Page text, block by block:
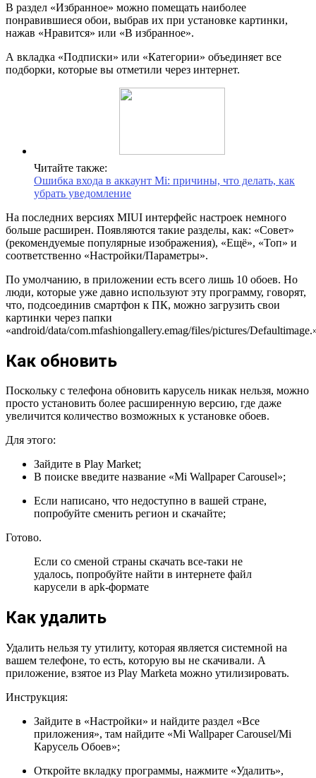
В раздел «Избранное» можно помещать наиболее
понравившиеся обои, выбрав их при установке картинки,
нажав «Нравится» или «В избранное».
А вкладка «Подписки» или «Категории» объединяет все
подборки, которые вы отметили через интернет.
Читайте также:
Ошибка входа в аккаунт Mi: причины, что делать, как
убрать уведомление
На последних версиях MIUI интерфейс настроек немного
больше расширен. Появляются такие разделы, как: «Совет»
(рекомендуемые популярные изображения), «Ещё», «Топ» и
соответственно «Настройки/Параметры».
По умолчанию, в приложении есть всего лишь 10 обоев. Но
люди, которые уже давно используют эту программу, говорят,
что, подсоединив смартфон к ПК, можно загрузить свои
картинки через папки
«android/data/com.mfashiongallery.emag/files/pictures/
Как обновить
Поскольку с телефона обновить карусель никак нельзя, можно
просто установить более расширенную версию, где даже
увеличится количество возможных к установке обоев.
Для этого:
Зайдите в Play Market;
В поиске введите название «Mi Wallpaper Carousel»;
Если написано, что недоступно в вашей стране,
попробуйте сменить регион и скачайте;
Готово.
Если со сменой страны скачать все-таки не
удалось, попробуйте найти в интернете файл
карусели в apk-формате
Как удалить
Удалить нельзя ту утилиту, которая является системной на
вашем телефоне, то есть, которую вы не скачивали. А
приложение, взятое из Play Marketa можно утилизировать.
Инструкция:
Зайдите в «Настройки» и найдите раздел «Все
приложения», там найдите «Mi Wallpaper Carousel/Mi
Карусель Обоев»;
Откройте вкладку программы, нажмите «Удалить»,